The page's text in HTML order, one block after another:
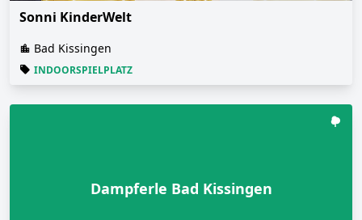
Sonni KinderWelt
Bad Kissingen
INDOORSPIELPLATZ
Dampferle Bad Kissingen